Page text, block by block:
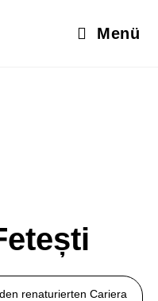
Menü
renaturierten Cariera